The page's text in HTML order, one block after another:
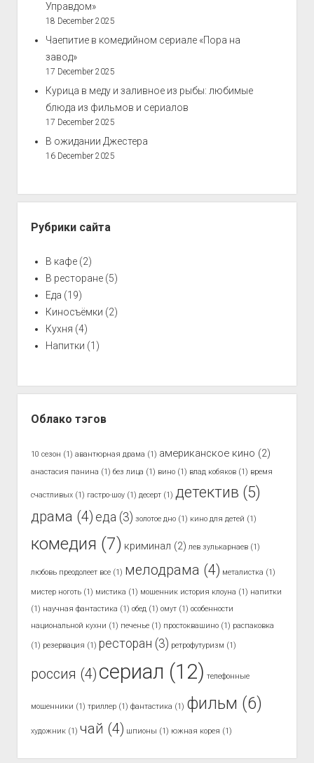
Управдом»
18 December 2025
Чаепитие в комедийном сериале «Пора на
завод»
17 December 2025
Курица в меду и заливное из рыбы: любимые
блюда из фильмов и сериалов
17 December 2025
В ожидании Джестера
16 December 2025
Рубрики сайта
В кафе(2)
В ресторане(5)
Еда (19)
Киносъёмки (2)
Кухня (4)
Напитки (1)
Облако тэгов
10 сезон (1) авантюрная драма (1) американское кино (2)
анастасия панина (1) без лица (1) вино(1) влад кобяков(1) время
счастливых(1) гастро-шоу(1) десерт(1) детектив (5)
драма (4) еда (3) золотое дно(1) кино для детей (1)
комедия (7) криминал (2) лев зулькарнаев(1)
любовь преодолеет все(1) мелодрама (4) металистка (1)
мистер ноготь(1) мистика (1) мошенник история клоуна (1) напитки
(1) научная фантастика (1) обед(1) омут(1) особенности
национальной кухни (1) печенье(1) простоквашино(1) распаковка
(1) резервация (1) ресторан (3) ретрофутуризм (1)
россия (4) сериал (12) телефонные
мошенники (1) триллер(1) фантастика (1) фильм (6)
художник(1) чай (4) шпионы (1) южная корея (1)